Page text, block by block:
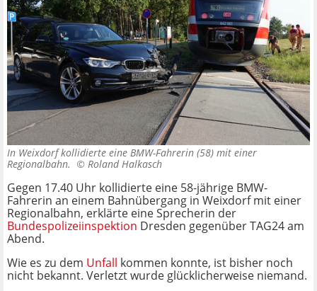
In Weixdorf kollidierte eine BMW-Fahrerin (58) mit einer
Regionalbahn. © Roland Halkasch
Gegen 17.40 Uhr kollidierte eine 58-jährige BMW-
Fahrerin an einem Bahnübergang in Weixdorf mit einer
Regionalbahn, erklärte eine Sprecherin der
Bundespolizeiinspektion Dresden gegenüber TAG24 am
Abend.
Wie es zu dem Unfall kommen konnte, ist bisher noch
nicht bekannt. Verletzt wurde glücklicherweise niemand.